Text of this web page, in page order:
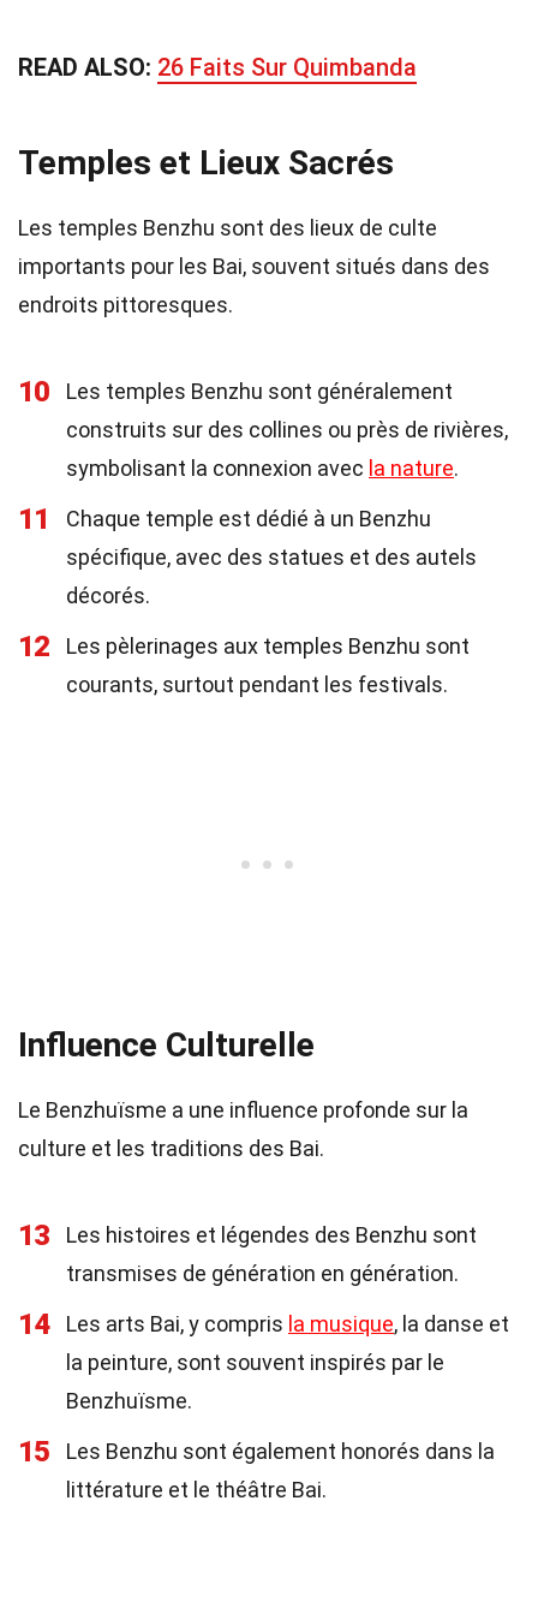
READ ALSO: 26 Faits Sur Quimbanda
Temples et Lieux Sacrés
Les temples Benzhu sont des lieux de culte
importants pour les Bai, souvent situés dans des
endroits pittoresques.
10
Les temples Benzhu sont généralement
construits sur des collines ou près de rivières,
symbolisant la connexion avec la nature.
11
Chaque temple est dédié à un Benzhu
spécifique, avec des statues et des autels
décorés.
12
Les pèlerinages aux temples Benzhu sont
courants, surtout pendant les festivals.
Influence Culturelle
Le Benzhuïsme a une influence profonde sur la
culture et les traditions des Bai.
13
Les histoires et légendes des Benzhu sont
transmises de génération en génération.
14 Les arts Bai, y compris la musique, la danse et
la peinture, sont souvent inspirés par le
Benzhuïsme.
15
Les Benzhu sont également honorés dans la
littérature et le théâtre Bai.